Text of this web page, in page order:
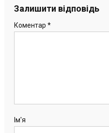
записів
Залишити відповідь
Коментар *
Ім'я